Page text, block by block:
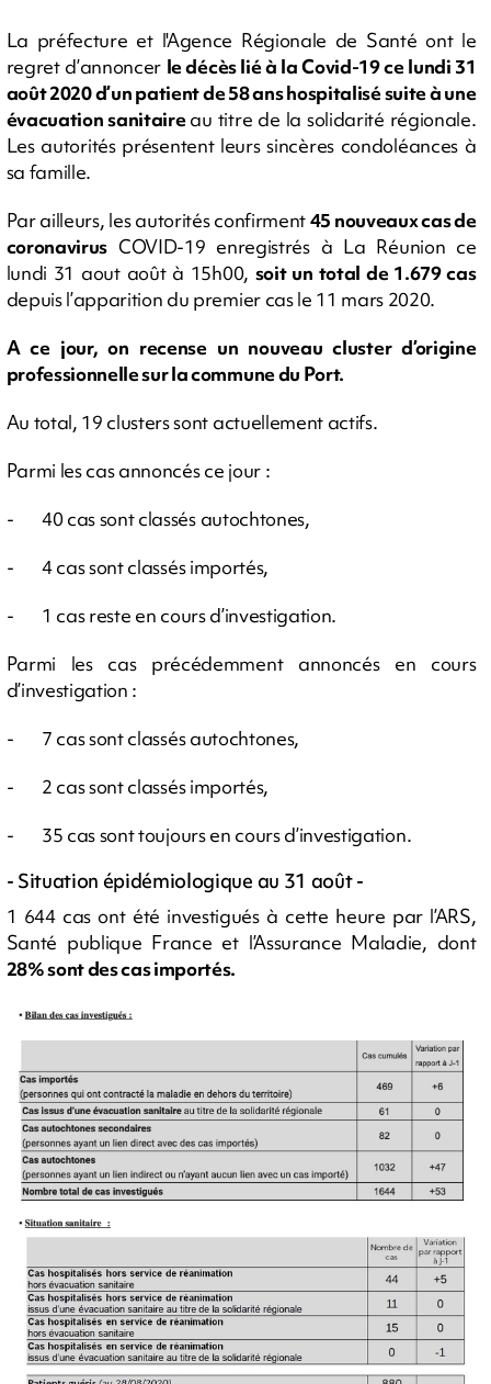
La préfecture et l'Agence Régionale de Santé ont le
regret d’annoncer le décès lié à la Covid-19 ce lundi 31
août 2020 d’un patient de 58 ans hospitalisé suite à une
évacuation sanitaireau titre de la solidarité régionale.
Les autorités présentent leurs sincères condoléances à
sa famille.
Par ailleurs, les autorités confirment45 nouveaux cas de
coronavirusCOVID-19 enregistrés à La Réunion ce
lundi 31 aout août à 15h00, soit un total de 1.679 cas
depuis l’apparition du premier cas le 11 mars 2020.
A ce jour, on recense un nouveau cluster d’origine
professionnelle sur la commune du Port.
Au total, 19 clusters sont actuellement actifs.
Parmi les cas annoncés ce jour :
- 40 cas sont classés autochtones,
- 4 cas sont classés importés,
- 1 cas reste en cours d’investigation.
Parmi les cas précédemment annoncés en cours
d’investigation :
- 7 cas sont classés autochtones,
- 2 cas sont classés importés,
- 35 cas sont toujours en cours d’investigation.
- Situation épidémiologique au 31 août -
1 644 cas ont été investigués à cette heure par l’ARS,
Santé publique France et l’Assurance Maladie, dont
28% sont des cas importés.